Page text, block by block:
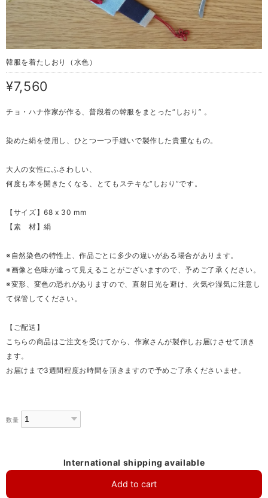
韓服を着たしおり（水色）
¥7,560
チョ・ハナ作家が作る、普段着の韓服をまとった“しおり” 。
染めた絹を使用し、ひとつ一つ手縫いで製作した貴重なもの。
大人の女性にふさわしい、
何度も本を開きたくなる、とてもステキな“しおり”です。
【サイズ】68 x 30 mm
【素 材】絹
※自然染色の特性上、作品ごとに多少の違いがある場合があります。
※画像と色味が違って見えることがございますので、予めご了承ください。
※変形、変色の恐れがありますので、直射日光を避け、火気や湿気に注意し
て保管してください。
【ご配送】
こちらの商品はご注文を受けてから、作家さんが製作しお届けさせて頂き
ます。
お届けまで3週間程度お時間を頂きますので予めご了承くださいませ。
数量
International shipping available
Add to cart